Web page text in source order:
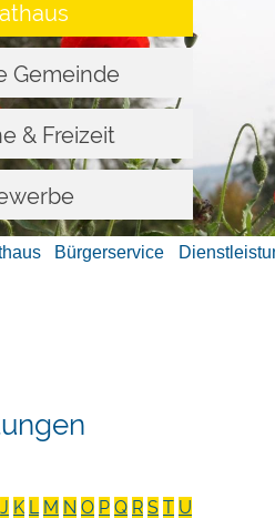
Gemeinde
& Freizeit
Bürgerservice
J K L M N O P Q R S T U